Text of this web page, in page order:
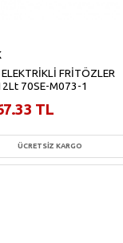
FRİTÖZLER
70SE-M073-1
TL
ÜCRETSİZ KARGO